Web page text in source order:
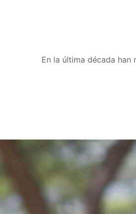
En la última década han